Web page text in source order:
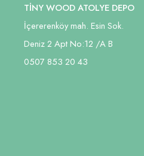
TİNY WOOD ATOLYE DEPO
İçererenköy mah. Esin Sok.
Deniz 2 Apt No:12 /A B
0507 853 20 43